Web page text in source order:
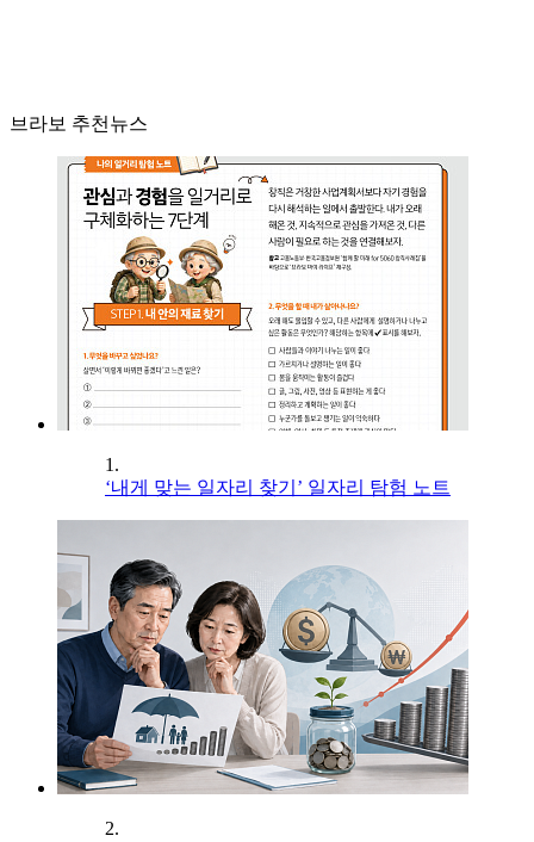
브라보 추천뉴스
1.
‘내게 맞는 일자리 찾기’ 일자리 탐험 노트
2.